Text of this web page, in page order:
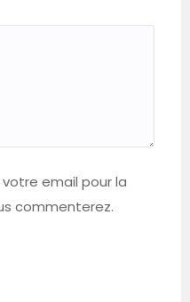
email pour la
commenterez.